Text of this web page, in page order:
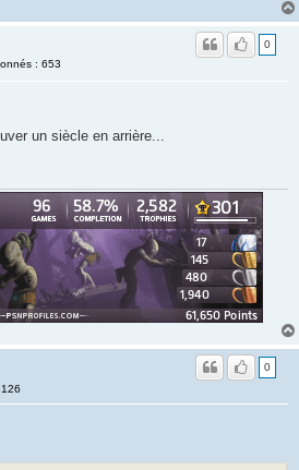
: 653
0
un siècle en arrière...
0